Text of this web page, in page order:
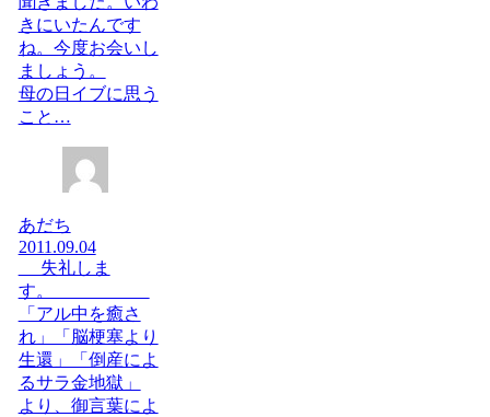
きにいたんです
ね。今度お会いし
ましょう。
母の日イブに思う
こと…
あだち
2011.09.04
失礼しま
す。
「アル中を癒さ
れ」「脳梗塞より
生還」「倒産によ
るサラ金地獄」
より、御言葉によ